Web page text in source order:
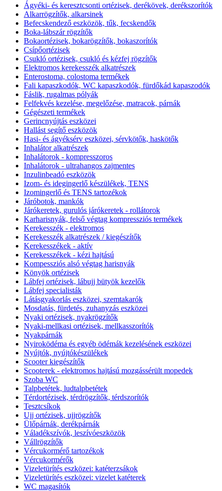
Ágyéki- és keresztcsonti ortézisek, derékövek, derékszorítók
Alkarrögzítők, alkarsinek
Befecskendező eszközök, tűk, fecskendők
Boka-lábszár rögzítők
Bokaortézisek, bokarögzítők, bokaszorítók
Csípőortézisek
Csukló ortézisek, csukló és kézfej rögzítők
Elektromos kerekesszék alkatrészek
Enterostoma, colostoma termékek
Fali kapaszkodók, WC kapaszkodók, fürdőkád kapaszodók
Fáslik, rugalmas pólyák
Felfekvés kezelése, megelőzése, matracok, párnák
Gégészeti termékek
Gerincnyújtás eszközei
Hallást segítő eszközök
Hasi- és ágyéksérv eszközei, sérvkötők, haskötők
Inhalátor alkatrészek
Inhalátorok - kompresszoros
Inhalátorok - ultrahangos zajmentes
Inzulinbeadó eszközök
Izom- és idegingerlő készülékek, TENS
Izomingerlő és TENS tartozékok
Járóbotok, mankók
Járókeretek, gurulós járókeretek - rollátorok
Karharisnyák, felső végtag kompressziós termékek
Kerekesszék - elektromos
Kerekesszék alkatrészek / kiegészítők
Kerekesszékek - aktív
Kerekesszékek - kézi hajtású
Kompessziós alsó végtag harisnyák
Könyök ortézisek
Lábfej ortézisek, lábujj bütyök kezelők
Lábfej specialisták
Látásgyakorlás eszközei, szemtakarók
Mosdatás, fürdetés, zuhanyzás eszközei
Nyaki ortézisek, nyakrögzítők
Nyaki-mellkasi ortézisek, mellkasszorítók
Nyakpárnák
Nyiroködéma és egyéb ödémák kezelésének eszközei
Nyújtók, nyújtókészülékek
Scooter kiegészítők
Scooterek - elektromos hajtású mozgássérült mopedek
Szoba WC
Talpbetétek, ludtalpbetétek
Térdortézisek, térdrögzítők, térdszorítók
Tesztcsíkok
Ujj ortézisek, ujjrögzítők
Ülőpárnák, derékpárnák
Váladékszívók, leszívóeszközök
Vállrögzítők
Vércukormérő tartozékok
Vércukormérők
Vizeletürítés eszközei: katéterzsákok
Vizeletürítés eszközei: vizelet katéterek
WC magasítók